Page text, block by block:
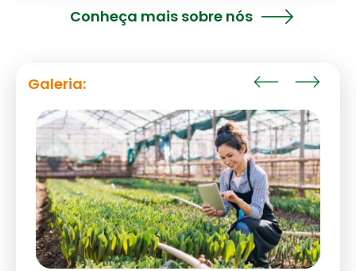
Conheça mais sobre nós
Galeria: